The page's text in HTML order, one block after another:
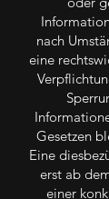
nach
eine
Gesetzen
Eine
erst ab
einer